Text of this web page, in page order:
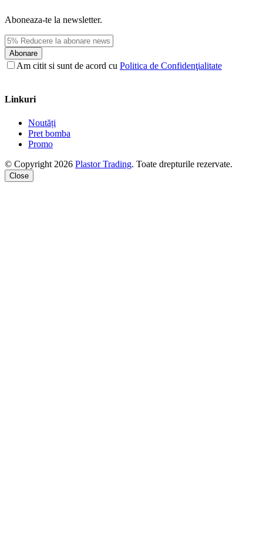
Aboneaza-te la newsletter.
Abonare
Am citit si sunt de acord cu Politica de Confidenţialitate
Linkuri
Noutăți
Pret bomba
Promo
© Copyright 2026 Plastor Trading. Toate drepturile rezervate.
Close